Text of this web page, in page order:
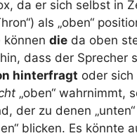
da er sich selbst in
als „oben“
können die da oben
dass der Sprecher
hinterfragt oder
„oben“ wahrnimmt,
der zu denen
blicken. Es könnte